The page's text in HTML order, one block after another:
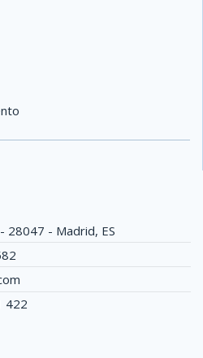
28047 - Madrid, ES
422